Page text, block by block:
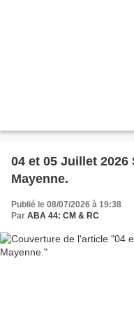
04 et 05 Juillet
Mayenne.
Publié le 08/07/2026 à 19:38
Par ABA 44: CM & RC